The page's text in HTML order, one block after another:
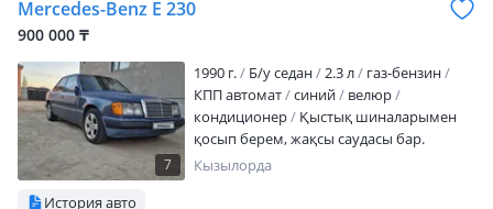
Mercedes-Benz E 230
900 000 ₸
7
1990 г. Б/у седан 2.3 л
газ-бензин
КПП автомат
синий
велюр
кондиционер
Қыстық шиналарымен
қосып берем, жақсы саудасы бар.
Кондиционер жасату керек. Лак ұшқан
Кызылорда
История авто